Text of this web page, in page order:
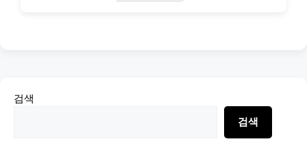
검색
검색